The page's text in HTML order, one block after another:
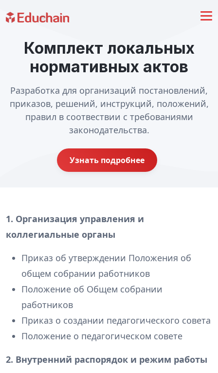
Комплект локальных
нормативных актов
Разработка для организаций постановлений,
приказов, решений, инструкций, положений,
правил в соотвествии с требованиями
законодательства.
Узнать подробнее
1. Организация управления и
коллегиальные органы
Приказ об утверждении Положения об
общем собрании работников
Положение об Общем собрании
работников
Приказ о создании педагогического совета
Положение о педагогическом совете
2. Внутренний распорядок и режим работы